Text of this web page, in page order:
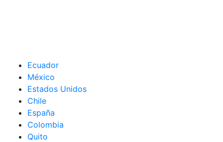
Ecuador
México
Estados Unidos
Chile
España
Colombia
Quito